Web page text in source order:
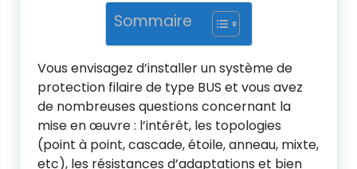
Sommaire
Vous envisagez d’installer un système de
protection filaire de type BUS et vous avez
de nombreuses questions concernant la
mise en œuvre : l’intérêt, les topologies
(point à point, cascade, étoile, anneau, mixte,
etc), les résistances d’adaptations et bien